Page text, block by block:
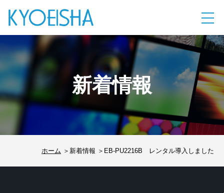
新着情報
ホーム 新着情報 EB-PU2216B レンタル導入しました